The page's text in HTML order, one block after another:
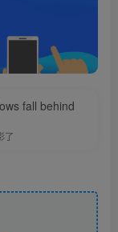
fall behind
了